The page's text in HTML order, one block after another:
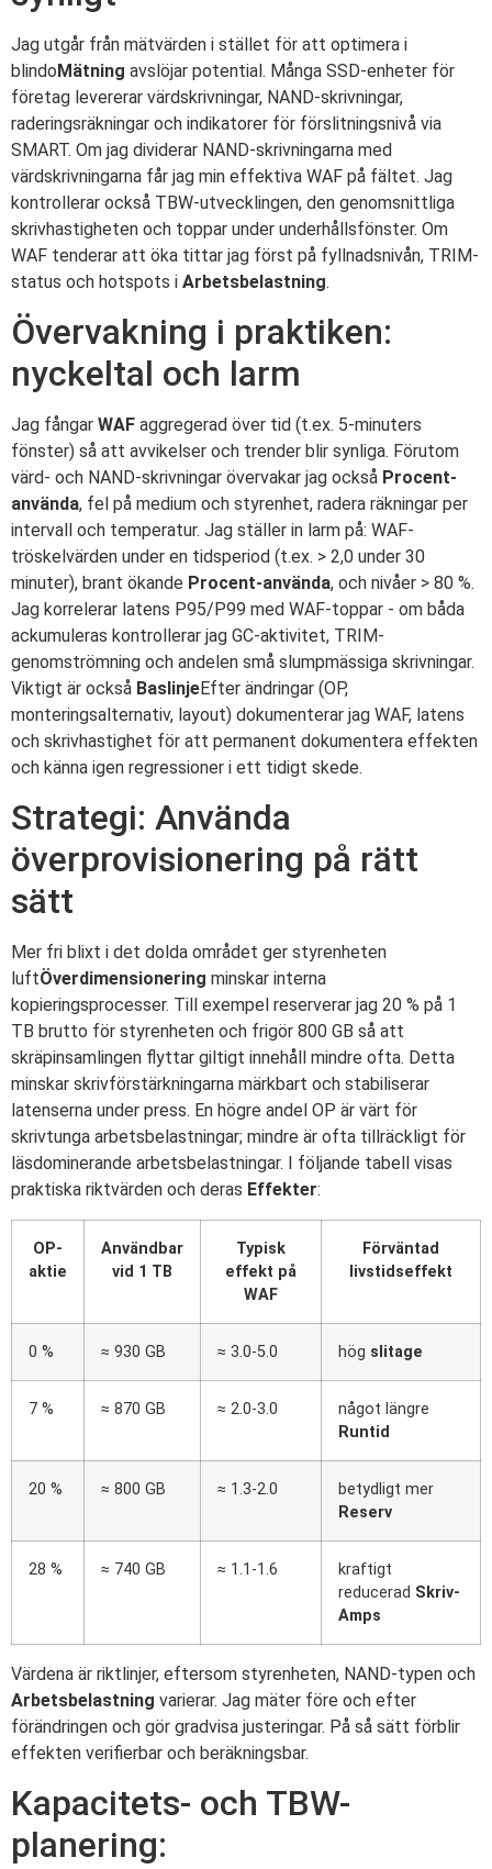
Jag utgår från mätvärden i stället för att optimera i
blindoMätning avslöjar potential. Många SSD-enheter för
företag levererar värdskrivningar, NAND-skrivningar,
raderingsräkningar och indikatorer för förslitningsnivå via
SMART. Om jag dividerar NAND-skrivningarna med
värdskrivningarna får jag min effektiva WAF på fältet. Jag
kontrollerar också TBW-utvecklingen, den genomsnittliga
skrivhastigheten och toppar under underhållsfönster. Om
WAF tenderar att öka tittar jag först på fyllnadsnivån, TRIM-
status och hotspots i Arbetsbelastning.
Övervakning i praktiken:
nyckeltal och larm
Jag fångar WAF aggregerad över tid (t.ex. 5-minuters
fönster) så att avvikelser och trender blir synliga. Förutom
värd- och NAND-skrivningar övervakar jag också Procent-
använda, fel på medium och styrenhet, radera räkningar per
intervall och temperatur. Jag ställer in larm på: WAF-
tröskelvärden under en tidsperiod (t.ex. > 2,0 under 30
minuter), brant ökande Procent-använda, och nivåer > 80 %.
Jag korrelerar latens P95/P99 med WAF-toppar - om båda
ackumuleras kontrollerar jag GC-aktivitet, TRIM-
genomströmning och andelen små slumpmässiga skrivningar.
Viktigt är också BaslinjeEfter ändringar (OP,
monteringsalternativ, layout) dokumenterar jag WAF, latens
och skrivhastighet för att permanent dokumentera effekten
och känna igen regressioner i ett tidigt skede.
Strategi: Använda
överprovisionering på rätt
sätt
Mer fri blixt i det dolda området ger styrenheten
luftÖverdimensionering minskar interna
kopieringsprocesser. Till exempel reserverar jag 20 % på 1
TB brutto för styrenheten och frigör 800 GB så att
skräpinsamlingen flyttar giltigt innehåll mindre ofta. Detta
minskar skrivförstärkningarna märkbart och stabiliserar
latenserna under press. En högre andel OP är värt för
skrivtunga arbetsbelastningar; mindre är ofta tillräckligt för
läsdominerande arbetsbelastningar. I följande tabell visas
praktiska riktvärden och deras Effekter:
OP-
aktie
Användbar
vid 1 TB
Typisk
effekt på
WAF
Förväntad
livstidseffekt
0 % ≈ 930 GB ≈ 3.0-5.0 hög slitage
7 % ≈ 870 GB ≈ 2.0-3.0
något längre
Runtid
20 % ≈ 800 GB ≈ 1.3-2.0
betydligt mer
Reserv
28 % ≈ 740 GB ≈ 1.1-1.6
kraftigt
reducerad Skriv-
Amps
Värdena är riktlinjer, eftersom styrenheten, NAND-typen och
Arbetsbelastning varierar. Jag mäter före och efter
förändringen och gör gradvisa justeringar. På så sätt förblir
effekten verifierbar och beräkningsbar.
Kapacitets- och TBW-
planering: